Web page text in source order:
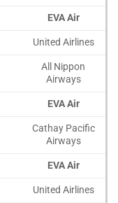
EVA Air
United Airlines
All Nippon
Airways
EVA Air
Cathay Pacific
Airways
EVA Air
United Airlines